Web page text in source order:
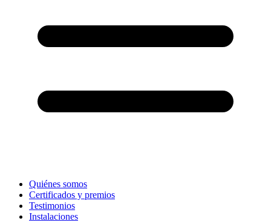
Quiénes somos
Certificados y premios
Testimonios
Instalaciones